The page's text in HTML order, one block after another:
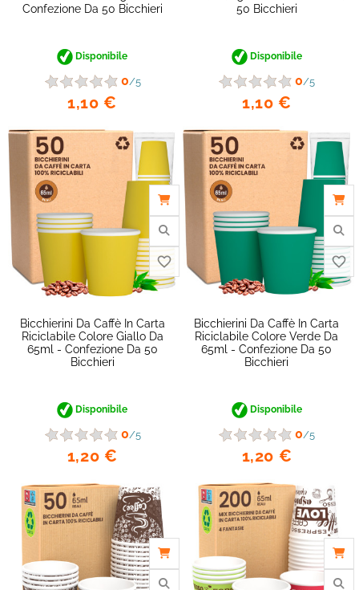
Confezione Da 50 Bicchieri
Disponibile
0/5
1,10 €
50 Bicchieri
Disponibile
0/5
1,10 €
Bicchierini Da Caffè In Carta
Riciclabile Colore Giallo Da
65ml - Confezione Da 50
Bicchieri
Disponibile
0/5
1,20 €
Bicchierini Da Caffè In Carta
Riciclabile Colore Verde Da
65ml - Confezione Da 50
Bicchieri
Disponibile
0/5
1,20 €